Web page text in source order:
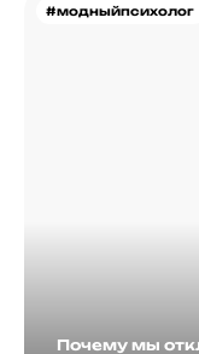
#модныйпсихолог
Почему мы